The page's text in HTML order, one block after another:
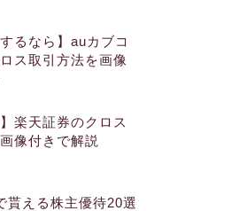
るなら】auカブコ
ス取引方法を画像
楽天証券のクロス
像付きで解説
貰える株主優待20選